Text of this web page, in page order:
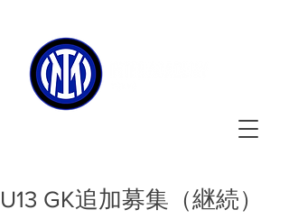
U13 GK追加募集（継続）